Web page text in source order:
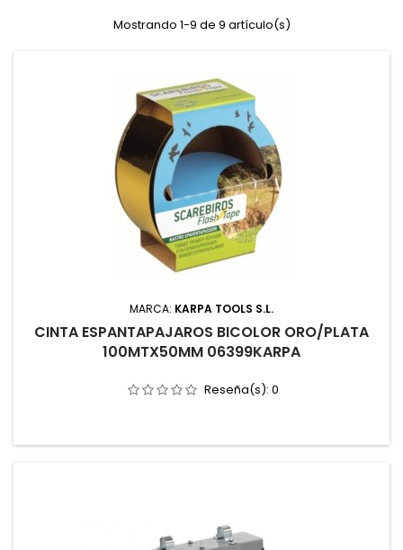
Mostrando 1-9 de 9 artículo(s)
MARCA: KARPA TOOLS S.L.
CINTA ESPANTAPAJAROS BICOLOR ORO/PLATA
100MTX50MM 06399KARPA
Reseña(s): 0